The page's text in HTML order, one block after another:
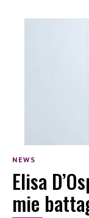
NEWS
Elisa
mie